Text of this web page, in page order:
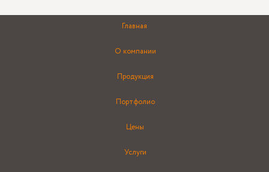
Главная
О компании
Продукция
Портфолио
Цены
Услуги